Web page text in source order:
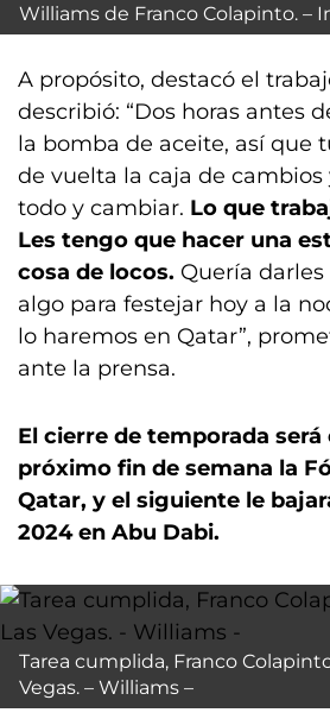
Williams de Franco Colapinto. –
A propósito, destacó el
describió: “Dos horas antes
la bomba de aceite, así que
de vuelta la caja de cambios
todo y cambiar. Lo que
Les tengo que hacer una
cosa de locos. Quería
algo para festejar hoy a la
lo haremos en Qatar”,
ante la prensa.
El cierre de temporada será
próximo fin de semana la
Qatar, y el siguiente le
2024 en Abu Dabi.
Tarea cumplida, Franco
Vegas. – Williams –